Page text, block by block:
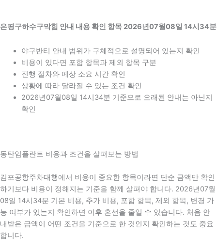
은평구하수구막힘 안내 내용 확인 항목 2026년07월08일 14시34분
야구반티 안내 범위가 구체적으로 설명되어 있는지 확인
비용이 있다면 포함 항목과 제외 항목 구분
진행 절차와 예상 소요 시간 확인
상황에 따라 달라질 수 있는 조건 확인
2026년07월08일 14시34분 기준으로 오래된 안내는 아닌지
확인
동탄임플란트 비용과 조건을 살펴보는 방법
김포공항주차대행에서 비용이 중요한 항목이라면 단순 금액만 확인
하기보다 비용이 정해지는 기준을 함께 살펴야 합니다. 2026년07월
08일 14시34분 기본 비용, 추가 비용, 포함 항목, 제외 항목, 변경 가
능 여부가 있는지 확인하면 이후 혼선을 줄일 수 있습니다. 처음 안
내받은 금액이 어떤 조건을 기준으로 한 것인지 확인하는 것도 중요
합니다.